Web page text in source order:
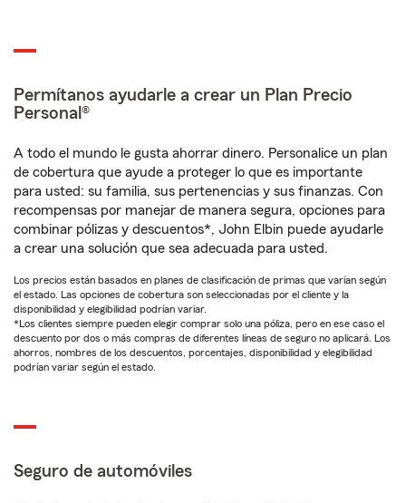
Permítanos ayudarle a crear un Plan Precio
Personal®
A todo el mundo le gusta ahorrar dinero. Personalice un plan
de cobertura que ayude a proteger lo que es importante
para usted: su familia, sus pertenencias y sus finanzas. Con
recompensas por manejar de manera segura, opciones para
combinar pólizas y descuentos*, John Elbin puede ayudarle
a crear una solución que sea adecuada para usted.
Los precios están basados en planes de clasificación de primas que varían según
el estado. Las opciones de cobertura son seleccionadas por el cliente y la
disponibilidad y elegibilidad podrían variar.
*Los clientes siempre pueden elegir comprar solo una póliza, pero en ese caso el
descuento por dos o más compras de diferentes líneas de seguro no aplicará. Los
ahorros, nombres de los descuentos, porcentajes, disponibilidad y elegibilidad
podrían variar según el estado.
Seguro de automóviles